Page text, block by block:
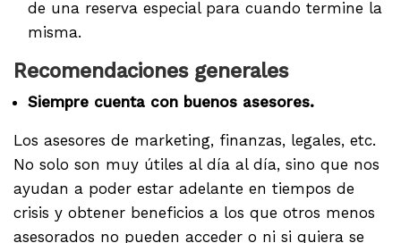
de una reserva especial para cuando termine la
misma.
Recomendaciones generales
Siempre cuenta con buenos asesores.
Los asesores de marketing, finanzas, legales, etc.
No solo son muy útiles al día al día, sino que nos
ayudan a poder estar adelante en tiempos de
crisis y obtener beneficios a los que otros menos
asesorados no pueden acceder o ni si quiera se